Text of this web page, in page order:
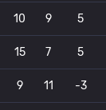
10 9 5
15 7 5
9 11 -3